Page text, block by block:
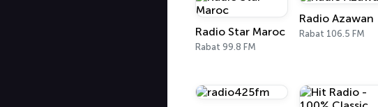
Radio Star Maroc
Rabat 99.8 FM
Radio Azawan
Rabat 106.5 FM